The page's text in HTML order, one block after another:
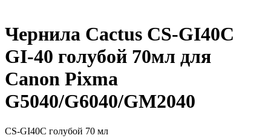
Чернила Cactus CS-GI40C
GI-40 голубой 70мл для
Canon Pixma
G5040/G6040/GM2040
CS-GI40C голубой 70 мл